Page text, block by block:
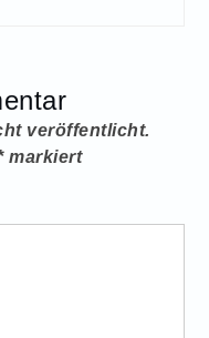
veröffentlicht.
markiert